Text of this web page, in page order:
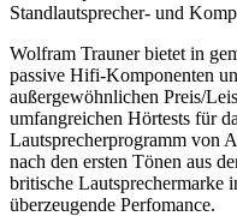
Standlautsprecher- und
Wolfram Trauner bietet in
passive Hifi-Komponenten
außergewöhnlichen Preis/
umfangreichen Hörtests für
Lautsprecherprogramm von
nach den ersten Tönen aus
britische Lautsprechermarke
überzeugende Perfomance.